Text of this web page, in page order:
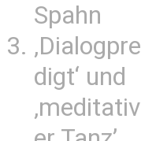
Spahn
‚Dialogpre
digt‘ und
‚meditativ